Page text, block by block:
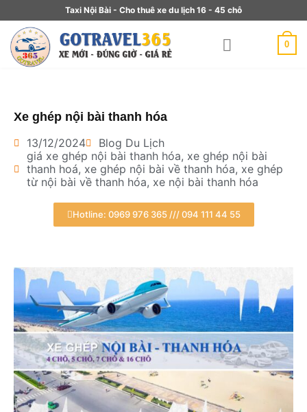
Taxi Nội Bài - Cho thuê xe du lịch 16 - 45 chỗ
0
Xe ghép nội bài thanh hóa
13/12/2024
Blog Du Lịch
giá xe ghép nội bài thanh hóa, xe ghép nội bài
thanh hoá, xe ghép nội bài về thanh hóa, xe ghép
từ nội bài về thanh hóa, xe nội bài thanh hóa
Hotline: 0969 976 365 /// 094 111 44 55